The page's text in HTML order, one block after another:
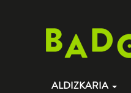
ALDIZKARIA